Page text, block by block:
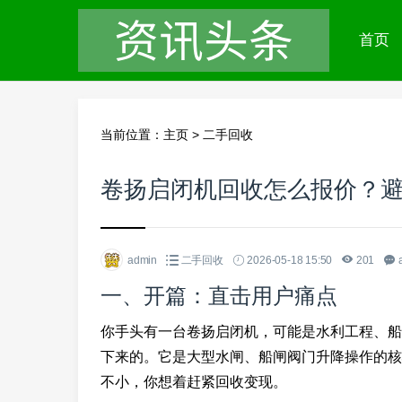
首页
当前位置： 主页 > 二手回收
卷扬启闭机回收怎么报价？
admin 二手回收 2026-05-18 15:50 201
一、开篇：直击用户痛点
你手头有一台卷扬启闭机，可能是水利工程、
下来的。它是大型水闸、船闸阀门升降操作的
不小，你想着赶紧回收变现。